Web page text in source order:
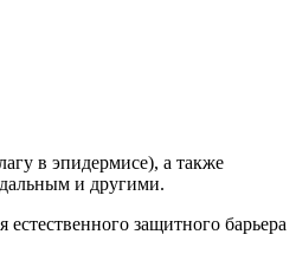
в эпидермисе), а также
и другими.
защитного барьера